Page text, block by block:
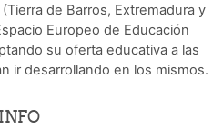
de Barros, Extremadura y
Europeo de Educación
su oferta educativa a las
ir desarrollando en los mismos.
INFO